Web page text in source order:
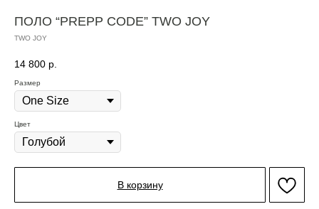
ПОЛО “PREPP CODE” TWO JOY
TWO JOY
14 800 р.
Размер
Цвет
В корзину